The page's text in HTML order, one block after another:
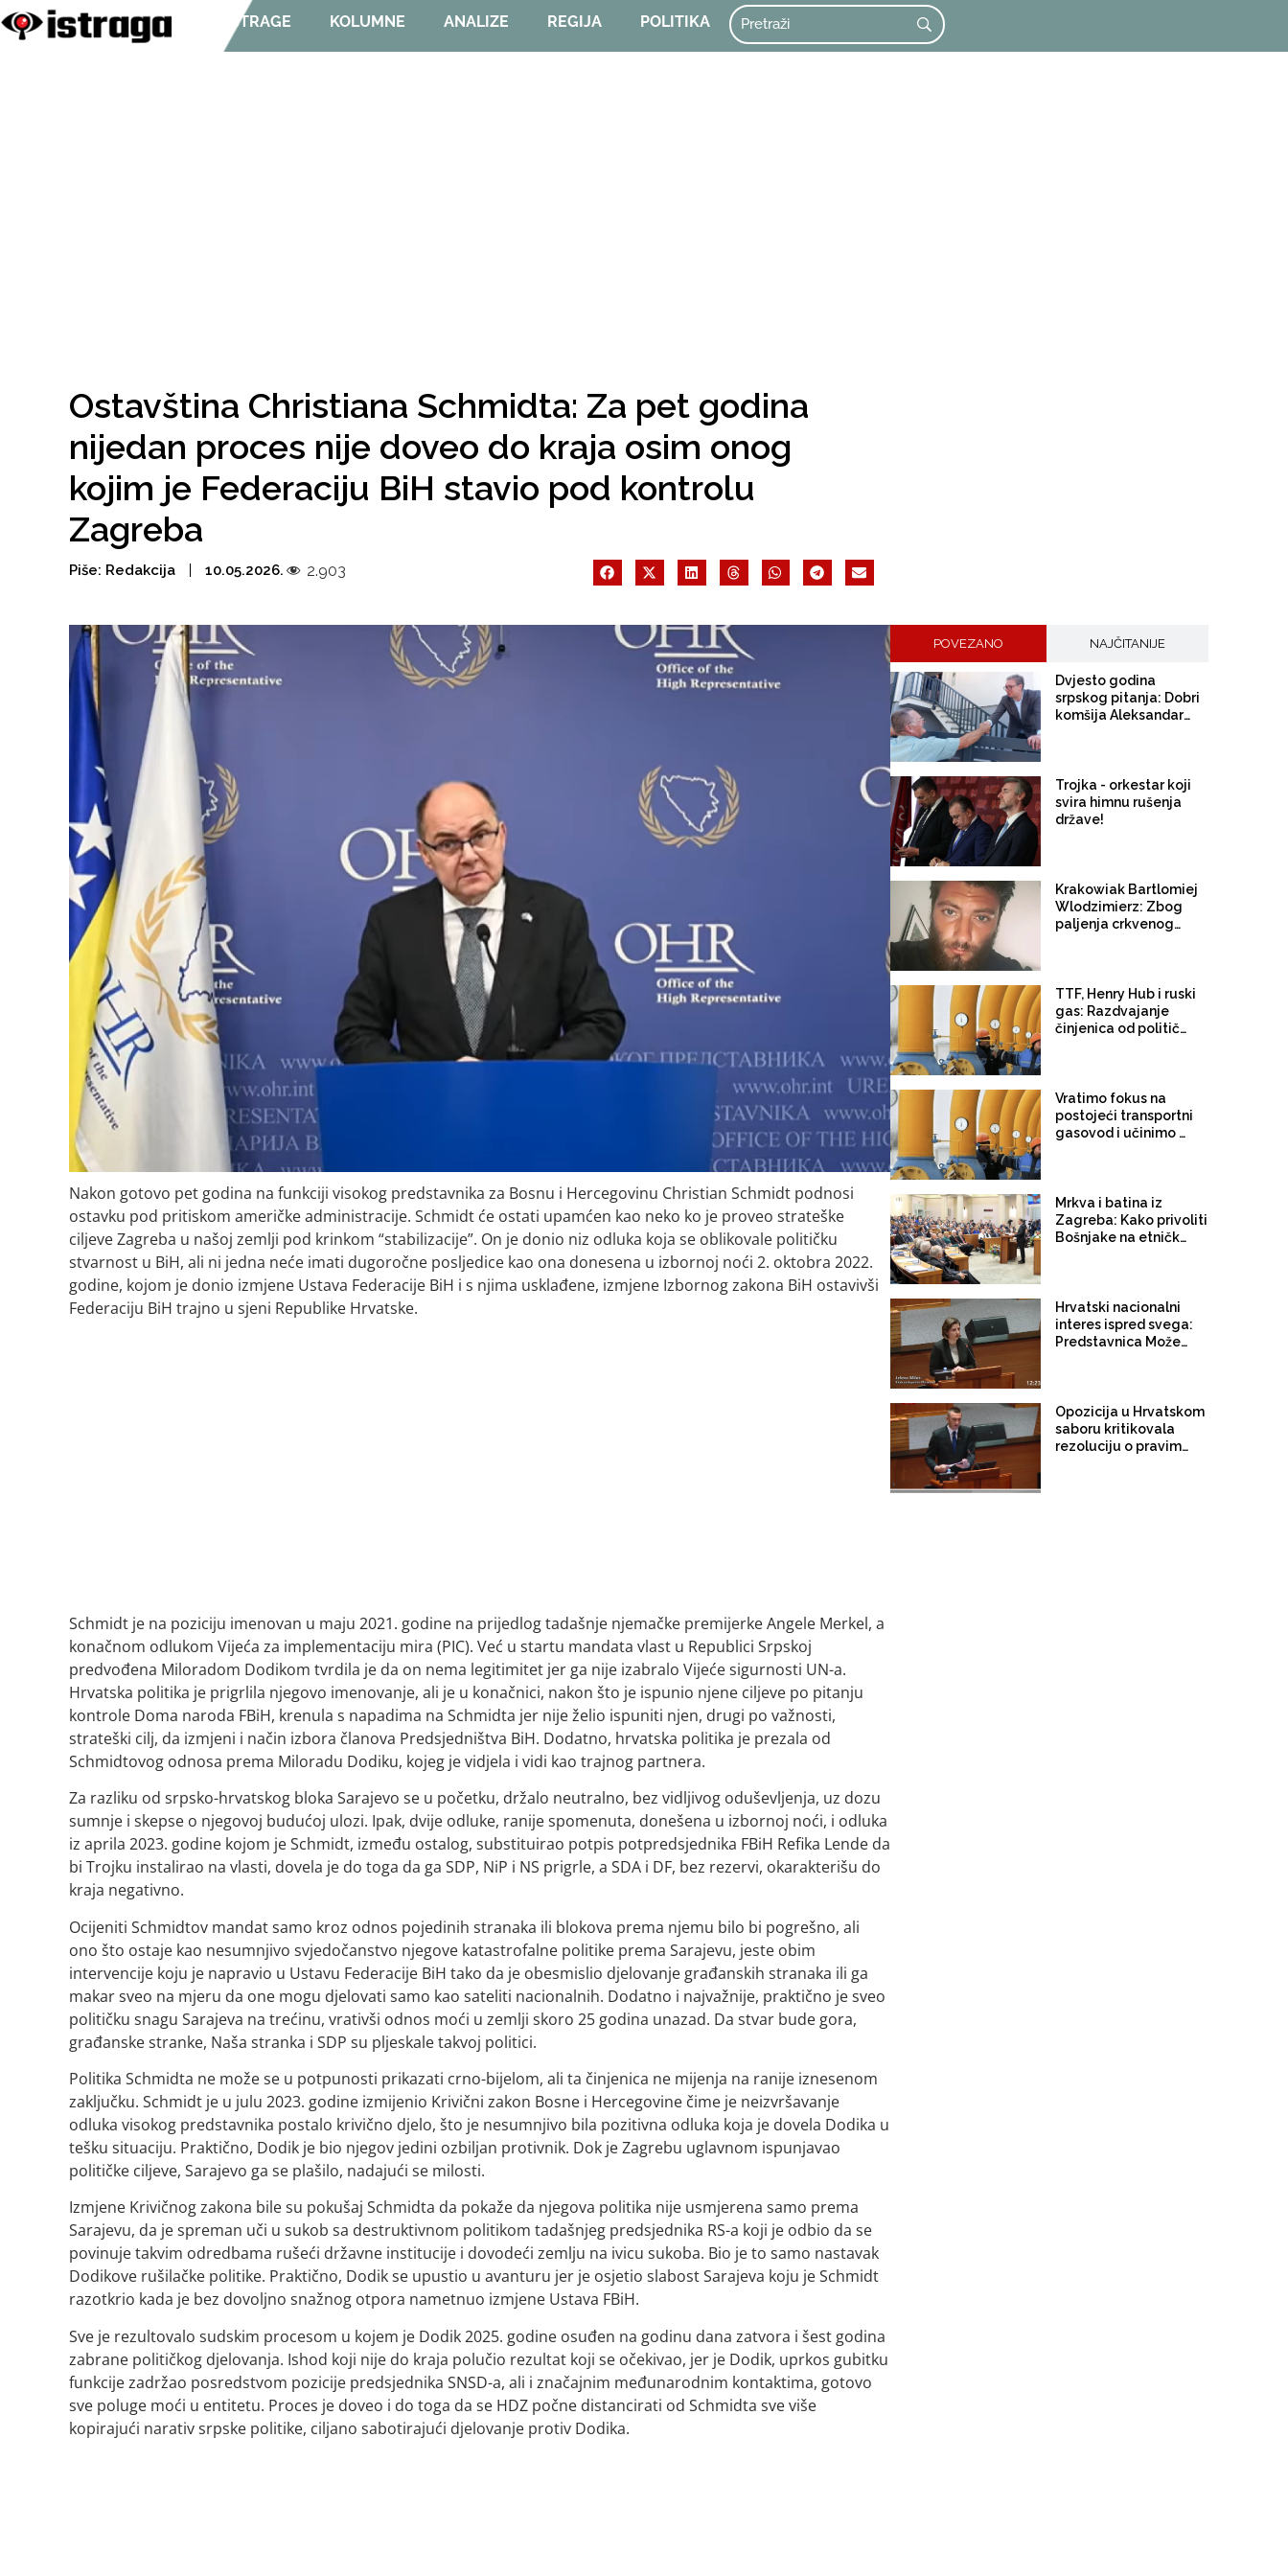
ISTRAGE KOLUMNE ANALIZE REGIJA POLITIKA
Ostavština Christiana Schmidta: Za pet godina
nijedan proces nije doveo do kraja osim onog
kojim je Federaciju BiH stavio pod kontrolu
Zagreba
Piše: Redakcija 10.05.2026. 2.903
Nakon gotovo pet godina na funkciji visokog predstavnika za Bosnu i Hercegovinu Christian Schmidt podnosi
ostavku pod pritiskom američke administracije. Schmidt će ostati upamćen kao neko ko je proveo strateške
ciljeve Zagreba u našoj zemlji pod krinkom “stabilizacije”. On je donio niz odluka koja se oblikovale političku
stvarnost u BiH, ali ni jedna neće imati dugoročne posljedice kao ona donesena u izbornoj noći 2. oktobra 2022.
godine, kojom je donio izmjene Ustava Federacije BiH i s njima usklađene, izmjene Izbornog zakona BiH ostavivši
Federaciju BiH trajno u sjeni Republike Hrvatske.
Schmidt je na poziciju imenovan u maju 2021. godine na prijedlog tadašnje njemačke premijerke Angele Merkel, a
konačnom odlukom Vijeća za implementaciju mira (PIC). Već u startu mandata vlast u Republici Srpskoj
predvođena Miloradom Dodikom tvrdila je da on nema legitimitet jer ga nije izabralo Vijeće sigurnosti UN-a.
Hrvatska politika je prigrlila njegovo imenovanje, ali je u konačnici, nakon što je ispunio njene ciljeve po pitanju
kontrole Doma naroda FBiH, krenula s napadima na Schmidta jer nije želio ispuniti njen, drugi po važnosti,
strateški cilj, da izmjeni i način izbora članova Predsjedništva BiH. Dodatno, hrvatska politika je prezala od
Schmidtovog odnosa prema Miloradu Dodiku, kojeg je vidjela i vidi kao trajnog partnera.
Za razliku od srpsko-hrvatskog bloka Sarajevo se u početku, držalo neutralno, bez vidljivog oduševljenja, uz dozu
sumnje i skepse o njegovoj budućoj ulozi. Ipak, dvije odluke, ranije spomenuta, donešena u izbornoj noći, i odluka
iz aprila 2023. godine kojom je Schmidt, između ostalog, substituirao potpis potpredsjednika FBiH Refika Lende da
bi Trojku instalirao na vlasti, dovela je do toga da ga SDP, NiP i NS prigrle, a SDA i DF, bez rezervi, okarakterišu do
kraja negativno.
Ocijeniti Schmidtov mandat samo kroz odnos pojedinih stranaka ili blokova prema njemu bilo bi pogrešno, ali
ono što ostaje kao nesumnjivo svjedočanstvo njegove katastrofalne politike prema Sarajevu, jeste obim
intervencije koju je napravio u Ustavu Federacije BiH tako da je obesmislio djelovanje građanskih stranaka ili ga
makar sveo na mjeru da one mogu djelovati samo kao sateliti nacionalnih. Dodatno i najvažnije, praktično je sveo
političku snagu Sarajeva na trećinu, vrativši odnos moći u zemlji skoro 25 godina unazad. Da stvar bude gora,
građanske stranke, Naša stranka i SDP su pljeskale takvoj politici.
Politika Schmidta ne može se u potpunosti prikazati crno-bijelom, ali ta činjenica ne mijenja na ranije iznesenom
zaključku. Schmidt je u julu 2023. godine izmijenio Krivični zakon Bosne i Hercegovine čime je neizvršavanje
odluka visokog predstavnika postalo krivično djelo, što je nesumnjivo bila pozitivna odluka koja je dovela Dodika u
tešku situaciju. Praktično, Dodik je bio njegov jedini ozbiljan protivnik. Dok je Zagrebu uglavnom ispunjavao
političke ciljeve, Sarajevo ga se plašilo, nadajući se milosti.
Izmjene Krivičnog zakona bile su pokušaj Schmidta da pokaže da njegova politika nije usmjerena samo prema
Sarajevu, da je spreman uči u sukob sa destruktivnom politikom tadašnjeg predsjednika RS-a koji je odbio da se
povinuje takvim odredbama rušeći državne institucije i dovodeći zemlju na ivicu sukoba. Bio je to samo nastavak
Dodikove rušilačke politike. Praktično, Dodik se upustio u avanturu jer je osjetio slabost Sarajeva koju je Schmidt
razotkrio kada je bez dovoljno snažnog otpora nametnuo izmjene Ustava FBiH.
Sve je rezultovalo sudskim procesom u kojem je Dodik 2025. godine osuđen na godinu dana zatvora i šest godina
zabrane političkog djelovanja. Ishod koji nije do kraja polučio rezultat koji se očekivao, jer je Dodik, uprkos gubitku
funkcije zadržao posredstvom pozicije predsjednika SNSD-a, ali i značajnim međunarodnim kontaktima, gotovo
sve poluge moći u entitetu. Proces je doveo i do toga da se HDZ počne distancirati od Schmidta sve više
kopirajući narativ srpske politike, ciljano sabotirajući djelovanje protiv Dodika.
POVEZANO NAJČITANIJE
Dvjesto godina
srpskog pitanja: Dobri
komšija Aleksandar
Trojka - orkestar koji
svira himnu rušenja
države!
Krakowiak Bartlomiej
Wlodzimierz: Zbog
paljenja crkvenog
pokušale iskoristiti
incident za dizanje
međunacionalnih
TTF, Henry Hub i ruski
gas: Razdvajanje
činjenica od političkih
Vratimo fokus na
postojeći transportni
gasovod i učinimo ga
Mrkva i batina iz
Zagreba: Kako privoliti
Bošnjake na etničko
Hrvatski nacionalni
interes ispred svega:
Predstavnica Možemo,
u Bosni i Hercegovini
Opozicija u Hrvatskom
saboru kritikovala
rezoluciju o pravima